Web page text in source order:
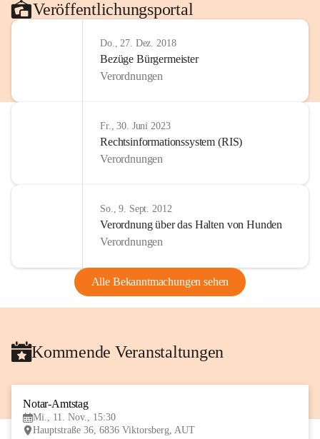
Veröffentlichungsportal
Do., 27. Dez. 2018
Bezüge Bürgermeister
Verordnungen
Fr., 30. Juni 2023
Rechtsinformationssystem (RIS)
Verordnungen
So., 9. Sept. 2012
Verordnung über das Halten von Hunden
Verordnungen
Alle Bekanntmachungen sehen
Kommende Veranstaltungen
Notar-Amtstag
Mi., 11. Nov., 15:30
Hauptstraße 36, 6836 Viktorsberg, AUT